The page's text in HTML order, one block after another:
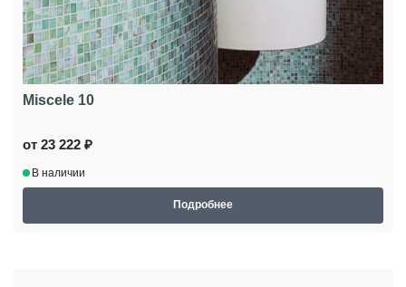
Miscele 10
от 23 222 ₽
В наличии
Подробнее